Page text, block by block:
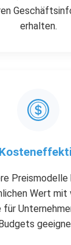
erhalten.
Preismodelle
Wert mit
für